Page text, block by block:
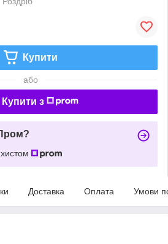
Купити
або
Купити з
Доставка Оплата Умови